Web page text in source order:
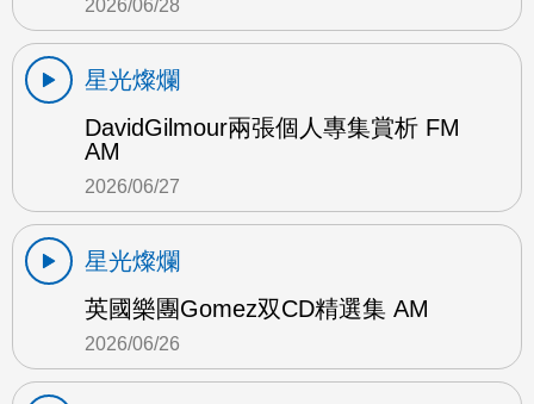
2026/06/28
星光燦爛
DavidGilmour兩張個人專集賞析 FM
AM
2026/06/27
星光燦爛
英國樂團Gomez双CD精選集 AM
2026/06/26